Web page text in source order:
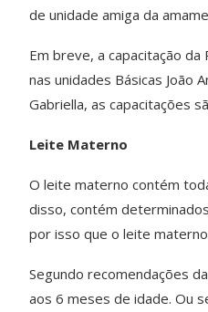
de unidade amiga da
Em breve, a capacitação da
nas unidades Básicas João
Gabriella, as capacitações
Leite Materno
O leite materno contém
disso, contém
por isso que o leite
Segundo recomendações
aos 6 meses de idade. Ou